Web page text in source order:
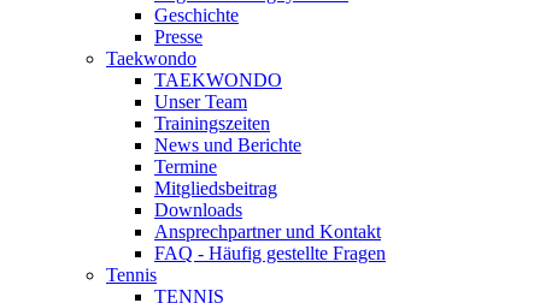
Geschichte
Presse
Taekwondo
TAEKWONDO
Unser Team
Trainingszeiten
News und Berichte
Termine
Mitgliedsbeitrag
Downloads
Ansprechpartner und Kontakt
FAQ - Häufig gestellte Fragen
Tennis
TENNIS